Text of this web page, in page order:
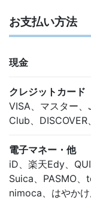
お支払い方法
現金
クレジットカード
VISA、マスター
Club、DISCOVER
電子マネー・他
iD、楽天Edy、
Suica、PASMO、
nimoca、はやか